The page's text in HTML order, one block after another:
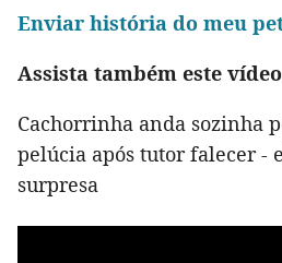
Enviar história do meu
Assista também este
Cachorrinha anda sozinha
pelúcia após tutor falecer -
surpresa